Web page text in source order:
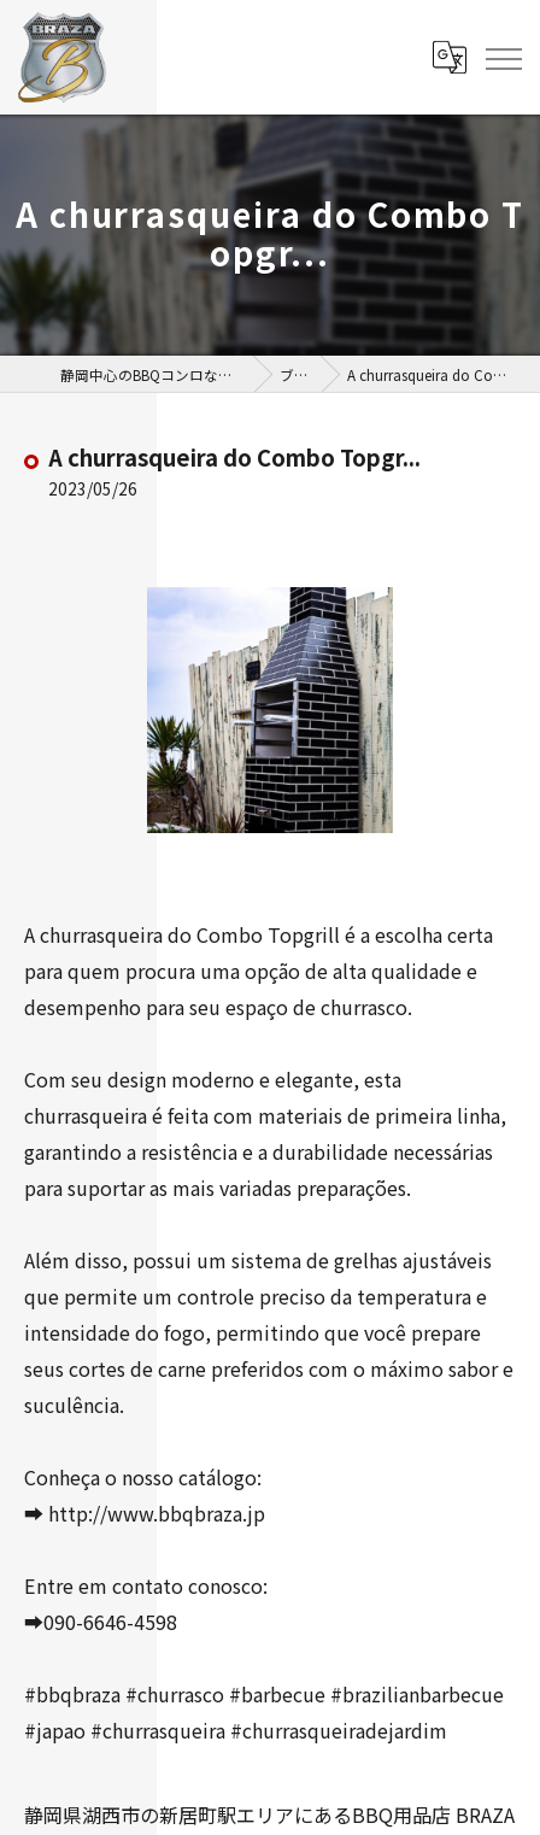
A churrasqueira do Combo T
opgr...
静岡中心のBBQコンロならBBQ BRAZA ブログ A churrasqueira do Combo Topgr...
A churrasqueira do Combo Topgr...
2023/05/26
A churrasqueira do Combo Topgrill é a escolha certa
para quem procura uma opção de alta qualidade e
desempenho para seu espaço de churrasco.
Com seu design moderno e elegante, esta
churrasqueira é feita com materiais de primeira linha,
garantindo a resistência e a durabilidade necessárias
para suportar as mais variadas preparações.
Além disso, possui um sistema de grelhas ajustáveis
que permite um controle preciso da temperatura e
intensidade do fogo, permitindo que você prepare
seus cortes de carne preferidos com o máximo sabor e
suculência.
Conheça o nosso catálogo:
➡️ http://www.bbqbraza.jp
Entre em contato conosco:
➡️090-6646-4598
#bbqbraza #churrasco #barbecue #brazilianbarbecue
#japao #churrasqueira #churrasqueiradejardim
静岡県湖西市の新居町駅エリアにあるBBQ用品店 BRAZA